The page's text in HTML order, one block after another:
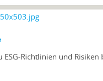
ESG-Richtlinien und Risiken